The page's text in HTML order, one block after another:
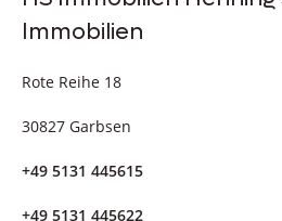
Immobilien
Rote Reihe 18
30827 Garbsen
+49 5131 445615
+49 5131 445622